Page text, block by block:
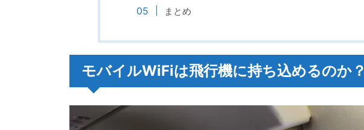
まとめ
モバイルWiFiは飛行機に持ち込めるのか？